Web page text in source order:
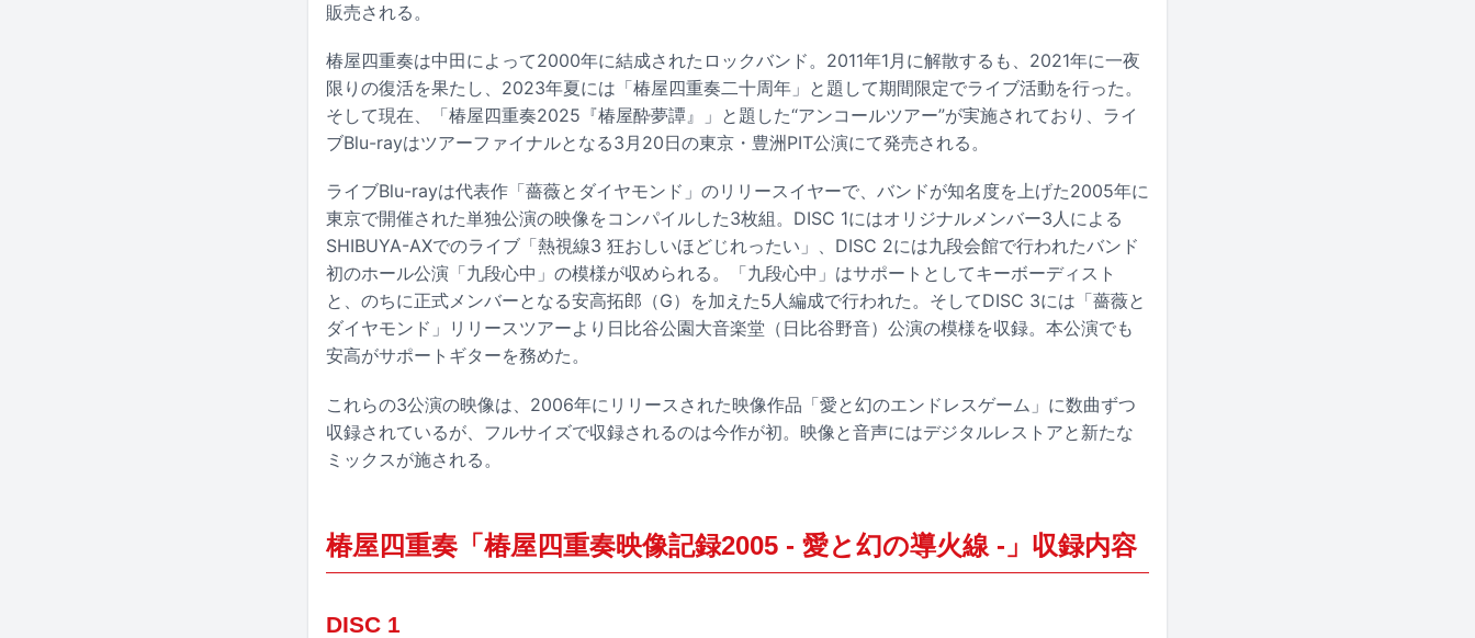
販売される。
椿屋四重奏は中田によって2000年に結成されたロックバンド。2011年1月に解散するも、2021年に一夜
限りの復活を果たし、2023年夏には「椿屋四重奏二十周年」と題して期間限定でライブ活動を行った。
そして現在、「椿屋四重奏2025『椿屋酔夢譚』」と題した“アンコールツアー”が実施されており、ライ
ブBlu-rayはツアーファイナルとなる3月20日の東京・豊洲PIT公演にて発売される。
ライブBlu-rayは代表作「薔薇とダイヤモンド」のリリースイヤーで、バンドが知名度を上げた2005年に
東京で開催された単独公演の映像をコンパイルした3枚組。DISC 1にはオリジナルメンバー3人による
SHIBUYA-AXでのライブ「熱視線3 狂おしいほどじれったい」、DISC 2には九段会館で行われたバンド
初のホール公演「九段心中」の模様が収められる。「九段心中」はサポートとしてキーボーディスト
と、のちに正式メンバーとなる安高拓郎（G）を加えた5人編成で行われた。そしてDISC 3には「薔薇と
ダイヤモンド」リリースツアーより日比谷公園大音楽堂（日比谷野音）公演の模様を収録。本公演でも
安高がサポートギターを務めた。
これらの3公演の映像は、2006年にリリースされた映像作品「愛と幻のエンドレスゲーム」に数曲ずつ
収録されているが、フルサイズで収録されるのは今作が初。映像と音声にはデジタルレストアと新たな
ミックスが施される。
椿屋四重奏「椿屋四重奏映像記録2005 - 愛と幻の導火線 -」収録内容
DISC 1